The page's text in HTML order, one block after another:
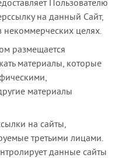
Пользователю
на данный Сайт,
целях.
размещается
материалы, которые
материалы
на сайты,
третьими лицами.
данные сайты